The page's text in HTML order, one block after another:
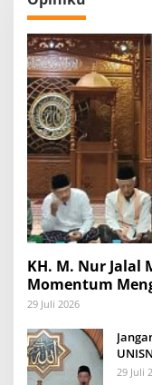
KH. M. Nur Jalal
Momentum
dan Mengisinya
29 Juli 2026
29 Juli